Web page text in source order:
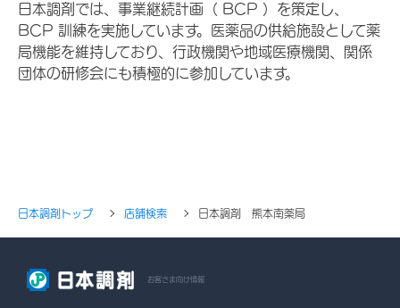
日本調剤では、事業継続計画（ BCP ）を策定し、
BCP 訓練を実施しています。医薬品の供給施設として薬
局機能を維持しており、行政機関や地域医療機関、関係
団体の研修会にも積極的に参加しています。
日本調剤トップ 店舗検索 日本調剤 熊本南薬局
お客さま向け情報